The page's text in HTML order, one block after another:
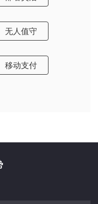
无人值守
移动支付